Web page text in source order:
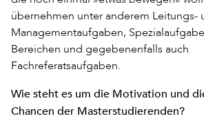
übernehmen unter anderem Leitungs-
Managementaufgaben,
Bereichen und gegebenenfalls auch
Fachreferatsaufgaben.
Wie steht es um die Motivation und
Chancen der Masterstudierenden?